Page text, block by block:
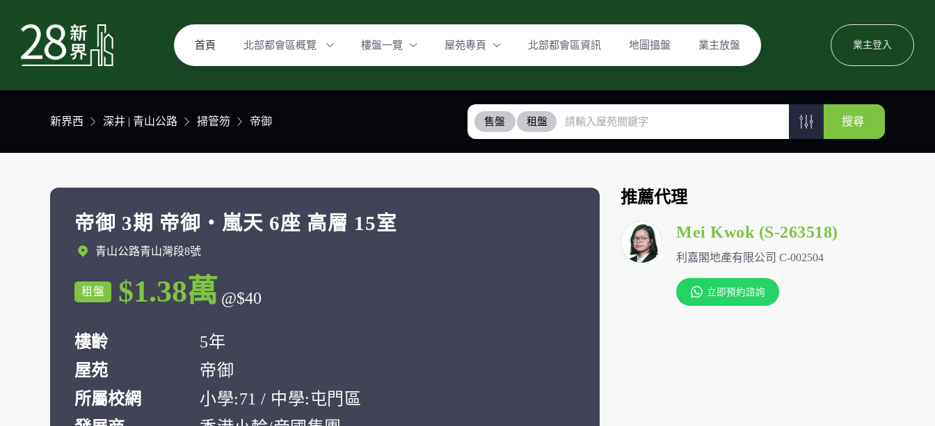
首頁 北部都會區概覽 樓盤一覽 屋苑專頁 北部都會區資訊 地圖搵盤 業主放盤 業主登入
新界西 深井 | 青山公路 掃管笏 帝御 售盤 租盤 搜尋
帝御 3期 帝御‧嵐天 6座 高層 15室
青山公路青山灣段8號
租盤 $1.38萬 @$40
樓齡
5年
屋苑
帝御
所屬校網
小學:71 / 中學:屯門區
推薦代理
Mei Kwok (S-263518)
利嘉閣地產有限公司 C-002504
立即預約諮詢